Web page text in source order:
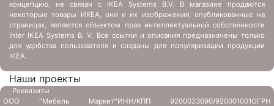
концепцию, не связан с IKEA Systems B.V. В магазине продаются
некоторые товары ИКЕА, они и их изображения, опубликованные на
страницах, являются объектом прав интеллектуальной собственности
Inter IKEA Systems B. V. Все ссылки и описания предназначены только
для удобства пользователя и созданы для популяризации продукции
IKEA.
Наши проекты
Реквизиты
ООО "Мебель Маркет"ИНН/КПП 9200023690/920001001ОГРН